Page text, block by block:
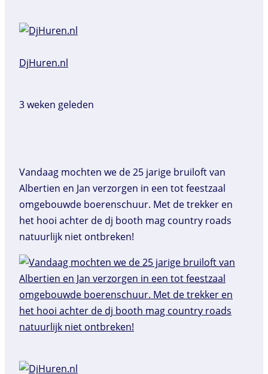
DjHuren.nl️
3 weken geleden
Vandaag mochten we de 25 jarige bruiloft van
Albertien en Jan verzorgen in een tot feestzaal
omgebouwde boerenschuur. Met de trekker en
het hooi achter de dj booth mag country roads
natuurlijk niet ontbreken!